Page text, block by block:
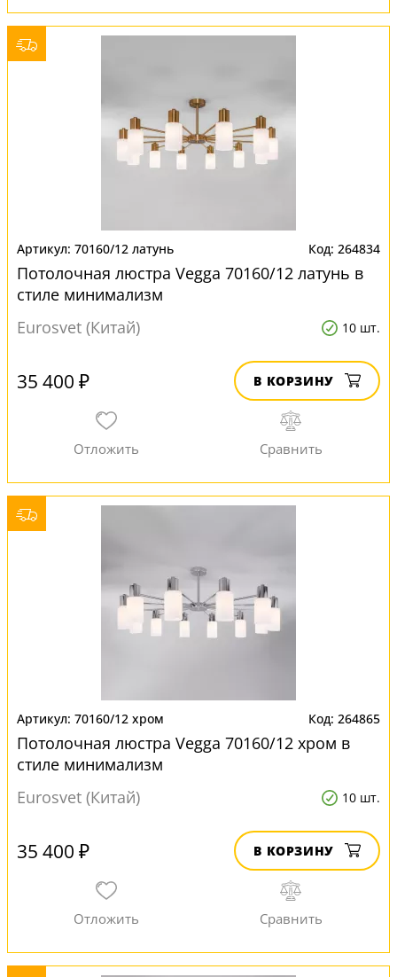
70160/12 латунь 264834
Потолочная люстра Vegga 70160/12 латунь в
стиле минимализм
Eurosvet (Китай)
10 шт.
35 400 ₽ В КОРЗИНУ
70160/12 хром 264865
Потолочная люстра Vegga 70160/12 хром в
стиле минимализм
Eurosvet (Китай)
10 шт.
35 400 ₽ В КОРЗИНУ